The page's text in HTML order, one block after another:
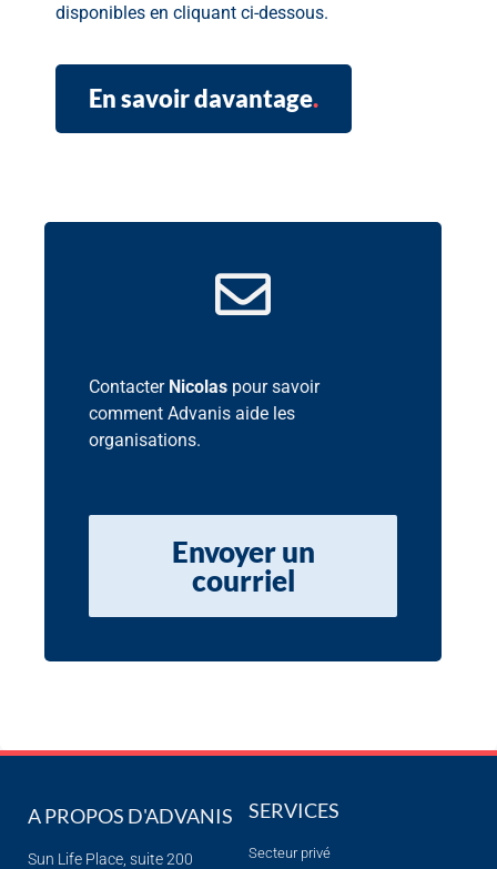
disponibles en cliquant ci-dessous.
En savoir davantage.
Contacter Nicolas pour savoir
comment Advanis aide les
organisations.
Envoyer un
courriel
A PROPOS D'ADVANIS
Sun Life Place, suite 200
SERVICES
Secteur privé